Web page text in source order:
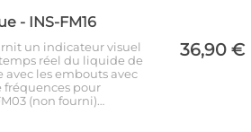
- INS-FM16
un indicateur visuel
réel du liquide de
les embouts avec
fréquences pour
(non fourni)…
36,90 €